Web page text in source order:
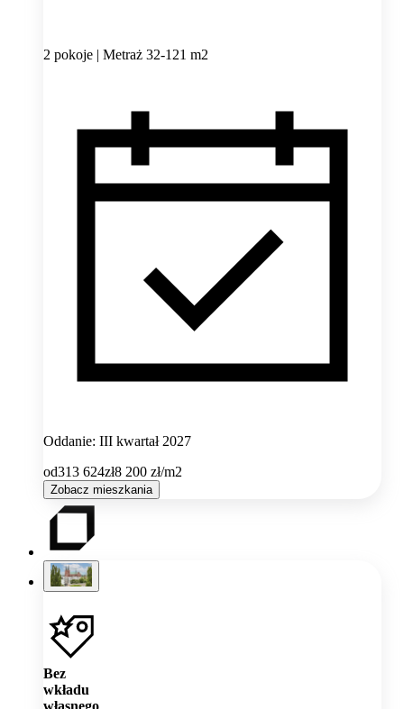
2 pokoje | Metraż 32-121 m2
Oddanie: III kwartał 2027
od313 624zł8 200 zł/m2
Zobacz mieszkania
Bez
wkładu
własnego